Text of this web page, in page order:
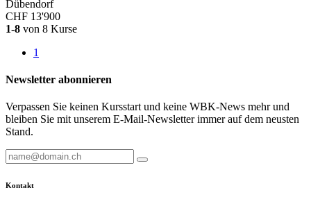
Dübendorf
CHF 13'900
1-8 von 8 Kurse
1
Newsletter abonnieren
Verpassen Sie keinen Kursstart und keine WBK-News mehr und
bleiben Sie mit unserem E-Mail-Newsletter immer auf dem neusten
Stand.
Kontakt